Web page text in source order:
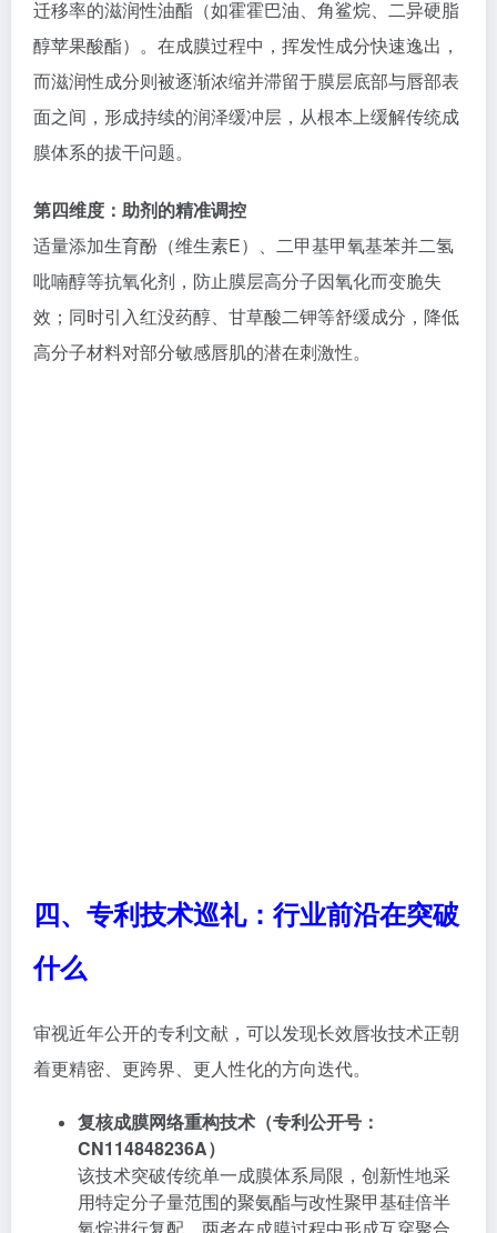
迁移率的滋润性油酯（如霍霍巴油、角鲨烷、二异硬脂
醇苹果酸酯）。在成膜过程中，挥发性成分快速逸出，
而滋润性成分则被逐渐浓缩并滞留于膜层底部与唇部表
面之间，形成持续的润泽缓冲层，从根本上缓解传统成
膜体系的拔干问题。
第四维度：助剂的精准调控
适量添加生育酚（维生素E）、二甲基甲氧基苯并二氢
吡喃醇等抗氧化剂，防止膜层高分子因氧化而变脆失
效；同时引入红没药醇、甘草酸二钾等舒缓成分，降低
高分子材料对部分敏感唇肌的潜在刺激性。
四、专利技术巡礼：行业前沿在突破
什么
审视近年公开的专利文献，可以发现长效唇妆技术正朝
着更精密、更跨界、更人性化的方向迭代。
复核成膜网络重构技术（专利公开号：
CN114848236A）
该技术突破传统单一成膜体系局限，创新性地采
用特定分子量范围的聚氨酯与改性聚甲基硅倍半
氧烷进行复配。两者在成膜过程中形成互穿聚合